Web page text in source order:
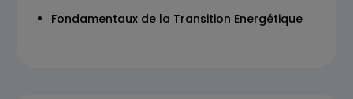
Fondamentaux de la Transition Energétique